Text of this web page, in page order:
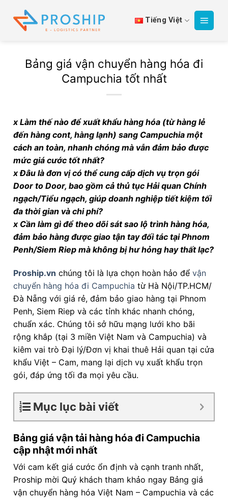
qua
Tiếng Việt
Bảng giá vận chuyển hàng hóa đi
Campuchia tốt nhất
x Làm thế nào để xuất khẩu hàng hóa (từ hàng lẻ
đến hàng cont, hàng lạnh) sang Campuchia một
cách an toàn, nhanh chóng mà vẫn đảm bảo được
mức giá cước tốt nhất?
x Đâu là đơn vị có thể cung cấp dịch vụ trọn gói
Door to Door, bao gồm cả thủ tục Hải quan Chính
ngạch/Tiểu ngạch, giúp doanh nghiệp tiết kiệm tối
đa thời gian và chi phí?
x Cần làm gì để theo dõi sát sao lộ trình hàng hóa,
đảm bảo hàng được giao tận tay đối tác tại Phnom
Penh/Siem Riep mà không bị hư hỏng hay thất lạc?
Proship.vn chúng tôi là lựa chọn hoàn hảo đểvận
chuyển hàng hóa đi Campuchia từ Hà Nội/TP.HCM/
Đà Nẵng với giá rẻ, đảm bảo giao hàng tại Phnom
Penh, Siem Riep và các tỉnh khác nhanh chóng,
chuẩn xác. Chúng tôi sở hữu mạng lưới kho bãi
rộng khắp (tại 3 miền Việt Nam và Campuchia) và
kiêm vai trò Đại lý/Đơn vị khai thuê Hải quan tại cửa
khẩu Việt – Cam, mang lại dịch vụ xuất khẩu trọn
gói, đáp ứng tối đa mọi yêu cầu.
Mục lục bài viết
Bảng giá vận tải hàng hóa đi Campuchia
cập nhật mới nhất
Với cam kết giá cước ổn định và cạnh tranh nhất,
Proship mời Quý khách tham khảo ngay Bảng giá
vận chuyển hàng hóa Việt Nam – Campuchia và các